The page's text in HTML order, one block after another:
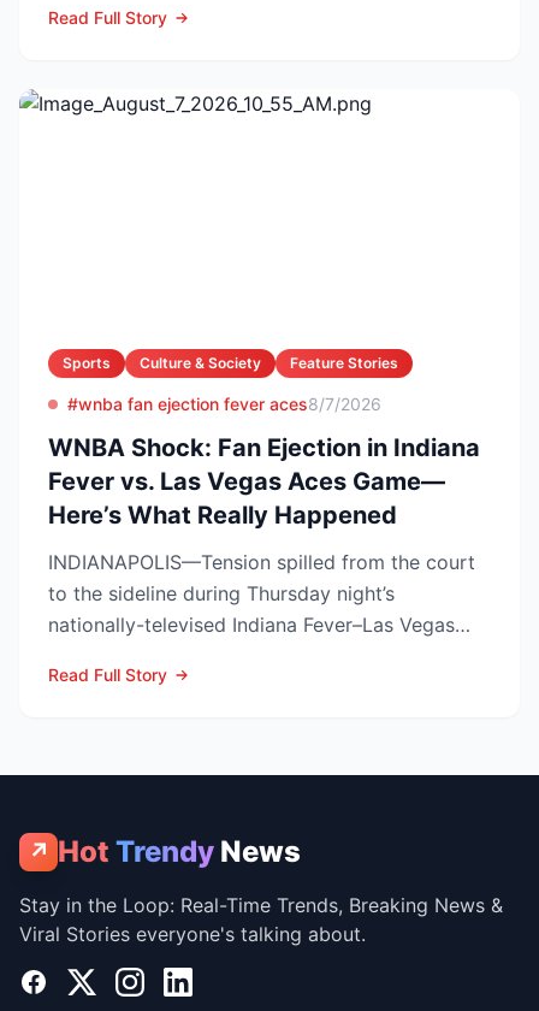
Read Full Story
Sports Culture & Society Feature Stories
#wnba fan ejection fever aces8/7/2026
WNBA Shock: Fan Ejection in Indiana
Fever vs. Las Vegas Aces Game—
Here’s What Really Happened
INDIANAPOLIS—Tension spilled from the court
to the sideline during Thursday night’s
nationally-televised Indiana Fever–Las Vegas
Read Full Story
↗ Hot Trendy News
Stay in the Loop: Real-Time Trends, Breaking News &
Viral Stories everyone's talking about.
Facebook
X InstagramLinkedIn